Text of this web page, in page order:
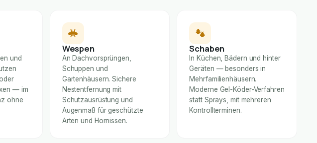
und
— im
ohne
Wespen
An Dachvorsprüngen,
Schuppen und
Gartenhäusern. Sichere
Nestentfernung mit
Schutzausrüstung und
Augenmaß für geschützte
Arten und Hornissen.
Schaben
In Küchen, Bädern und hinter
Geräten — besonders in
Mehrfamilienhäusern.
Moderne Gel-Köder-Verfahren
statt Sprays, mit mehreren
Kontrollterminen.